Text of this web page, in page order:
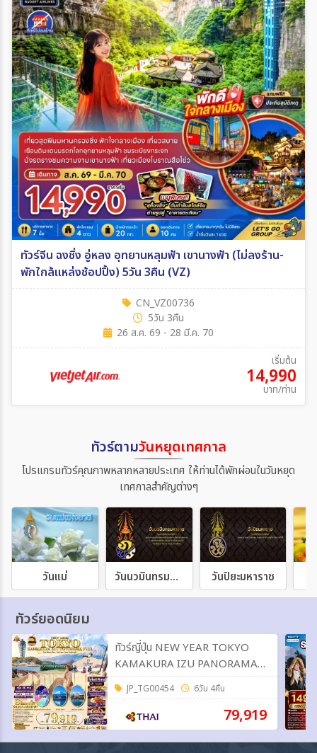
ทัวร์จีน ฉงชิ่ง อู่หลง อุทยานหลุมฟ้า เขานางฟ้า (ไม่ลงร้าน-
พักใกล้แหล่งช้อปปิ้ง) 5วัน 3คืน (VZ)
CN_VZ00736
5วัน 3คืน
26 ส.ค. 69 - 28 มี.ค. 70
เริ่มต้น
14,990
บาท/ท่าน
ทัวร์ตามวันหยุดเทศกาล
โปรแกรมทัวร์คุณภาพหลากหลายประเทศ ให้ท่านได้พักผ่อนในวันหยุด
เทศกาลสำคัญต่างๆ
วันแม่ วันนวมินทรมหาราช วันปิยะมหาราช
ทัวร์ยอดนิยม
ทัวร์ญี่ปุ่น NEW YEAR TOKYO
KAMAKURA IZU PANORAMA
FUJI 6วัน 4คืน (TG)
JP_TG00454 6วัน 4คืน
79,919